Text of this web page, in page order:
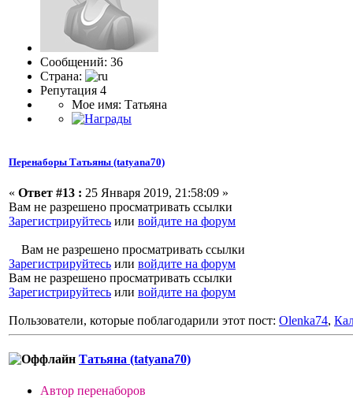
Сообщений: 36
Страна:
Репутация 4
Мое имя: Татьяна
Перенаборы Татьяны (tatyana70)
« Ответ #13 : 25 Января 2019, 21:58:09 »
Вам не разрешено просматривать ссылки
Зарегистрируйтесь или войдите на форум
Вам не разрешено просматривать ссылки
Зарегистрируйтесь или войдите на форум
Вам не разрешено просматривать ссылки
Зарегистрируйтесь или войдите на форум
Пользователи, которые поблагодарили этот пост: Olenka74,
Татьяна (tatyana70)
Автор перенаборов